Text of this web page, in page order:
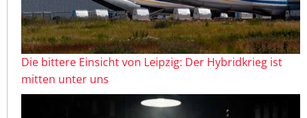
Die bittere Einsicht von Leipzig: Der Hybridkrieg ist
mitten unter uns